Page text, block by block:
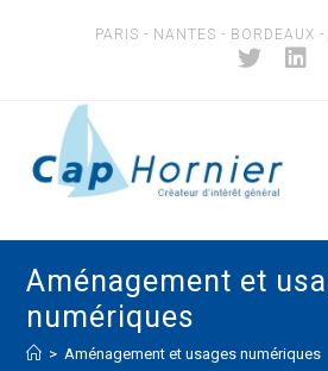
PARIS - NANTES - BORDEAUX
Aménagement et
numériques
> Aménagement et usages numériques